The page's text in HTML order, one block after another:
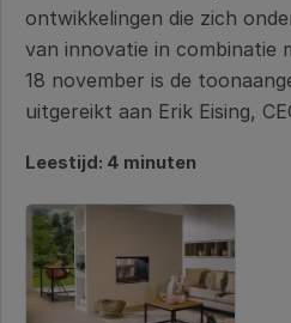
ontwikkelingen die zich
van innovatie in combinatie
18 november is de
uitgereikt aan Erik Eising,
Leestijd: 4 minuten